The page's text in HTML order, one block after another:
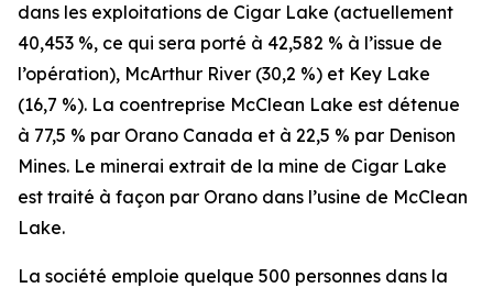
dans les exploitations de Cigar Lake (actuellement
40,453 %, ce qui sera porté à 42,582 % à l’issue de
l’opération), McArthur River (30,2 %) et Key Lake
(16,7 %). La coentreprise McClean Lake est détenue
à 77,5 % par Orano Canada et à 22,5 % par Denison
Mines. Le minerai extrait de la mine de Cigar Lake
est traité à façon par Orano dans l’usine de McClean
Lake.
La société emploie quelque 500 personnes dans la